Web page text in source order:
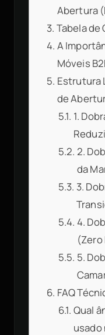
Abertura
Tabela de
A
Móveis
Estrutura
de
1.
2.
da
3.
4.
(Zero
5.
FAQ
Qual
usado